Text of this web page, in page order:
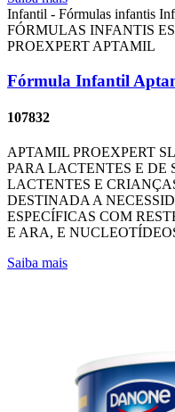
Infantil - Fórmulas infantis
FÓRMULAS INFANTIS
PROEXPERT APTAMIL
Fórmula Infantil
107832
APTAMIL PROEXPERT
PARA LACTENTES E DE
LACTENTES E
DESTINADA A
ESPECÍFICAS COM
E ARA, E
Saiba mais